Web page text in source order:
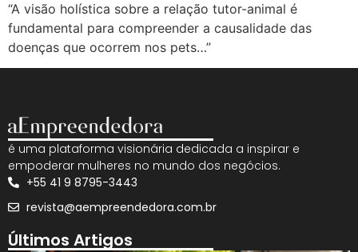
“A visão holística sobre a relação tutor-animal é
fundamental para compreender a causalidade das
doenças que ocorrem nos pets…”
é uma plataforma visionária dedicada a inspirar e
empoderar mulheres no mundo dos negócios.
+55 41 9 8795-3443
revista@aempreendedora.com.br
Últimos Artigos